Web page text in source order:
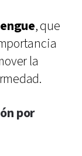
, que
la
por